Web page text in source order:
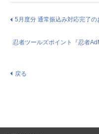
5月度分 通常振込み対応完了の
忍者ツールズポイント『忍者
戻る